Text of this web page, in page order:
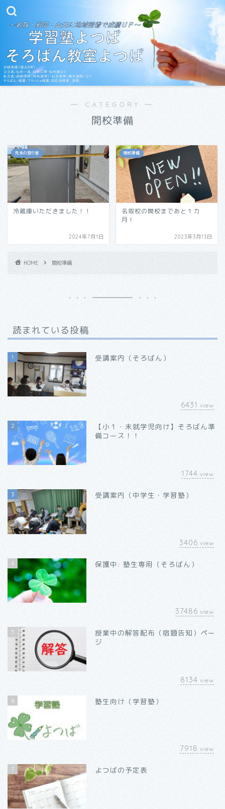
― CATEGORY ―
開校準備
先生の独り言
冷蔵庫いただきました！！
2024年7月1日
開校準備
名取校の開校まであと１カ
月！
2023年3月13日
HOME 開校準備
読まれている投稿
1 受講案内（そろばん）
6431 view
2
【小１・未就学児向け】そろばん準
備コース！！
1744 view
3 受講案内（中学生・学習塾）
3406 view
4 保護中: 塾生専用（そろばん）
37486 view
5
授業中の解答配布（宿題告知）ペー
ジ
8134 view
6 塾生向け（学習塾）
7918 view
7 よつばの予定表